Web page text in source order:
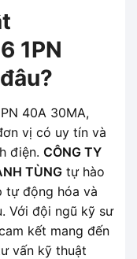
1PN
40A 30MA,
vị có uy tín và
điện. CÔNG TY
TÙNG tự hào
tự động hóa và
Với đội ngũ kỹ sư
kết mang đến
vấn kỹ thuật